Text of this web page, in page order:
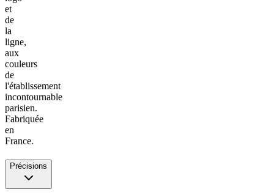
et
de
la
ligne,
aux
couleurs
de
l'établissement
incontournable
parisien.
Fabriquée
en
France.
Précisions